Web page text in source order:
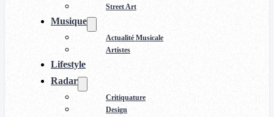
Street Art
Musique
Actualité Musicale
Artistes
Lifestyle
Radar
Critiquature
Design